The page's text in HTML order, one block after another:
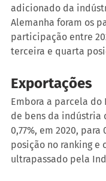
adicionado da
Alemanha foram os
participação entre
terceira e quarta
Exportações
Embora a parcela
de bens da indústria
0,77%, em 2020,
posição no ranking e
ultrapassado pela